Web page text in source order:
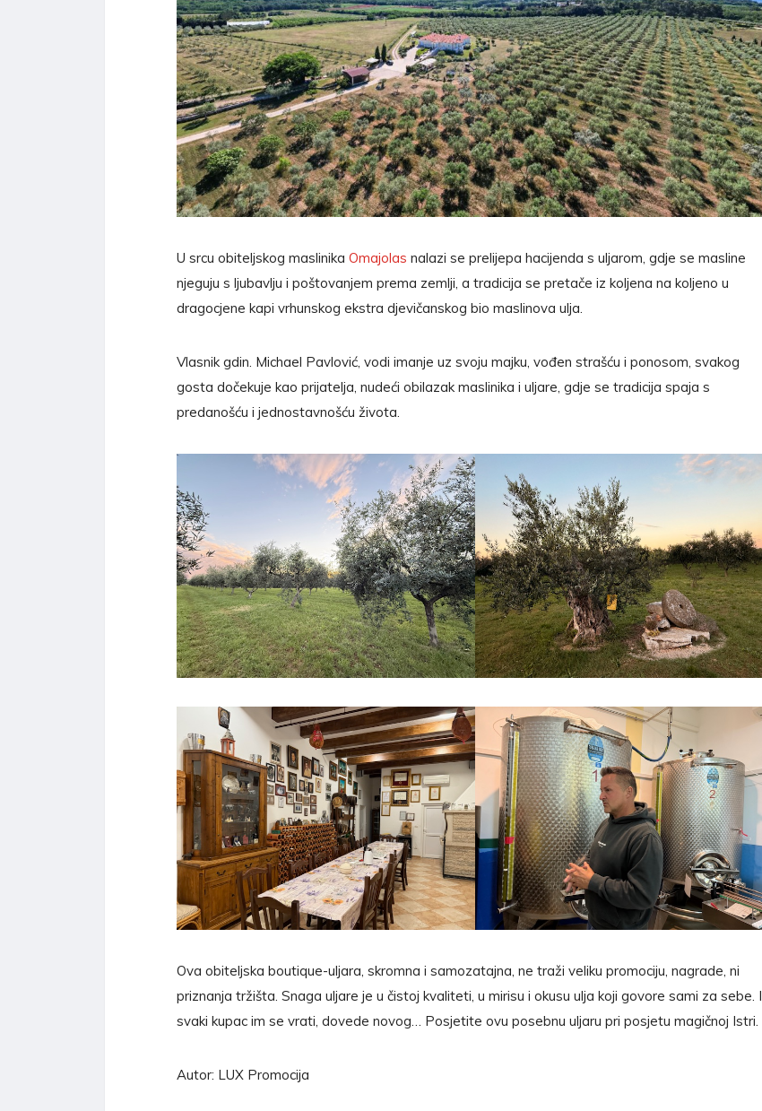
U srcu obiteljskog maslinika Omajolas nalazi se prelijepa hacijenda s uljarom, gdje se masline
njeguju s ljubavlju i poštovanjem prema zemlji, a tradicija se pretače iz koljena na koljeno u
dragocjene kapi vrhunskog ekstra djevičanskog bio maslinova ulja.
Vlasnik gdin. Michael Pavlović, vodi imanje uz svoju majku, vođen strašću i ponosom, svakog
gosta dočekuje kao prijatelja, nudeći obilazak maslinika i uljare, gdje se tradicija spaja s
predanošću i jednostavnošću života.
Ova obiteljska boutique-uljara, skromna i samozatajna, ne traži veliku promociju, nagrade, ni
priznanja tržišta. Snaga uljare je u čistoj kvaliteti, u mirisu i okusu ulja koji govore sami za sebe. I
svaki kupac im se vrati, dovede novog… Posjetite ovu posebnu uljaru pri posjetu magičnoj Istri.
Autor: LUX Promocija